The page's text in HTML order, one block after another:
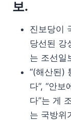
보.
진보당이
당선된 강
는 조선일
“(해산된)
다”, “안
다”는 게
는 국방위